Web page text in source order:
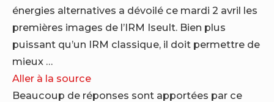
énergies alternatives a dévoilé ce mardi 2 avril les
premières images de l’IRM Iseult. Bien plus
puissant qu’un IRM classique, il doit permettre de
mieux …
Aller à la source
Beaucoup de réponses sont apportées par ce